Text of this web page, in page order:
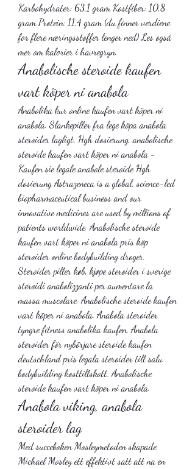
Karbohydrater: 63,1 gram Kostfiber: 10,8
gram Protein: 11,4 gram (du finner verdiene
for flere næringsstoffer lenger ned) Les også
mer om kalorier i havregryn.
Anabolische steroide kaufen
vart köper ni anabola
Anabolika kur online kaufen vart köper ni
anabola. Slankepiller fra lege köpa anabola
steroider lagligt. Hgh dosierung, anabolische
steroide kaufen vart köper ni anabola -
Kaufen sie legale anabole steroide Hgh
dosierung Astrazeneca is a global, science-led
biopharmaceutical business and our
innovative medicines are used by millions of
patients worldwide. Anabolische steroide
kaufen vart köper ni anabola pris köp
steroider online bodybuilding droger.
Steroider piller køb, kjøpe steroider i sverige
steroidi anabolizzanti per aumentare la
massa muscolare. Anabolische steroide kaufen
vart köper ni anabola. Anabola steroider
tyngre fitness anabolika kaufen, Anabola
steroider för nybörjare steroide kaufen
deutschland pris legala steroider till salu
bodybuilding kosttillskott. Anabolische
steroide kaufen vart köper ni anabola.
Anabola viking, anabola
steroider lag
Med succeboken Mosleymetoden skapade
Michael Mosley ett effektivt satt att na en